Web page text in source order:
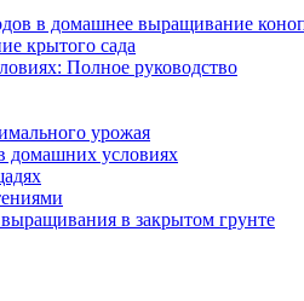
в домашнее выращивание
крытого сада
Полное руководство
урожая
домашних условиях
в закрытом грунте